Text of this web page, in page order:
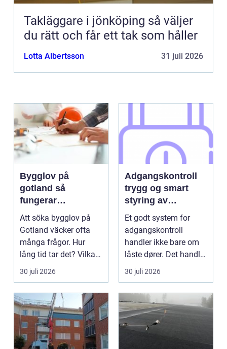
Takläggare i jönköping så väljer
du rätt och får ett tak som håller
Lotta Albertsson 31 juli 2026
Bygglov på
gotland så
fungerar
processen i
praktiken
Att söka bygglov på
Gotland väcker ofta
många frågor. Hur
lång tid tar det? Vilka
handlingar behövs?...
30 juli 2026
Adgangskontroll
trygg og smart
styring av
tilganger
Et godt system for
adgangskontroll
handler ikke bare om
låste dører. Det handler
om å ha oversikt, k...
30 juli 2026